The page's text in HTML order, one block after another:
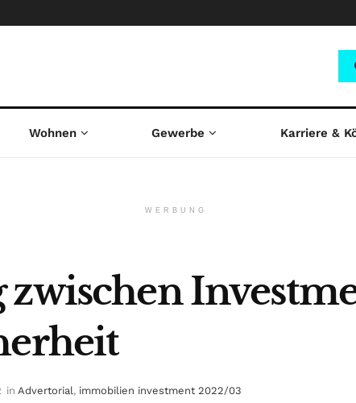
Wohnen Gewerbe Karriere &
WERBUNG
in Advertorial, immobilien investment 2022/03